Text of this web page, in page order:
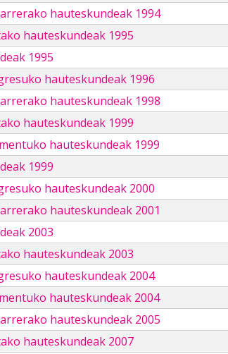
hauteskundeak 1994
hauteskundeak 1995
1995
hauteskundeak 1996
hauteskundeak 1998
hauteskundeak 1999
hauteskundeak 1999
1999
hauteskundeak 2000
hauteskundeak 2001
2003
hauteskundeak 2003
hauteskundeak 2004
hauteskundeak 2004
hauteskundeak 2005
hauteskundeak 2007